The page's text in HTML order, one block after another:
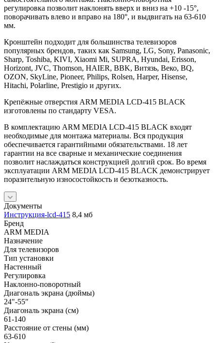
регулировка позволит наклонять вверх и вниз на +10 -15°,
поворачивать влево и вправо на 180°, и выдвигать на 63-610
мм.
Кронштейн подходит для большинства телевизоров
популярных брендов, таких как Samsung, LG, Sony, Panasonic,
Sharp, Toshiba, KIVI, Xiaomi Mi, SUPRA, Hyundai, Erisson,
Horizont, JVC, Thomson, HAIER, BBK, Витязь, Веко, BQ,
OZON, SkyLine, Pioneer, Philips, Rolsen, Harper, Hisense,
Hitachi, Polarline, Prestigio и других.
Крепёжные отверстия ARM MEDIA LCD-415 BLACK
изготовлены по стандарту VESA.
В комплектацию ARM MEDIA LCD-415 BLACK входят
необходимые для монтажа материалы. Вся продукция
обеспечивается гарантийными обязательствами. 18 лет
гарантии на все сварные и механические соединения
позволит наслаждаться конструкцией долгий срок. Во время
эксплуатации ARM MEDIA LCD-415 BLACK демонстрирует
поразительную износостойкость и безотказность.
Документы
Инструкция-lcd-415 8,4 мб
Бренд
ARM MEDIA
Назначение
Для телевизоров
Тип установки
Настенный
Регулировка
Наклонно-поворотный
Диагональ экрана (дюймы)
24"-55"
Диагональ экрана (см)
61-140
Расстояние от стены (мм)
63-610